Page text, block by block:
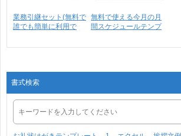
業務引継セット(無料で
誰でも簡単に利用で
無料で使える今月の月
間スケジュールテンプ
書式検索